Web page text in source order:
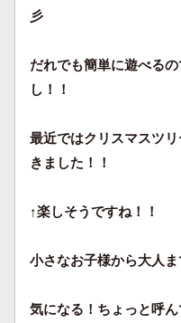
彡
だれでも簡単に遊べる
し！！
最近ではクリスマスツ
きました！！
↑楽しそうですね！！
小さなお子様から大人
気になる！ちょっと呼ん